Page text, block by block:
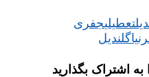
تعطیلیجفری
گلندیل
اشتراک بگذارید